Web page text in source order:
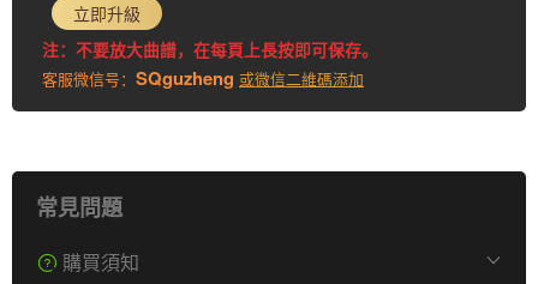
立即升級
注：不要放大曲譜，在每頁上長按即可保存。
客服微信号： SQguzheng 或微信二維碼添加
常見問題
購買須知